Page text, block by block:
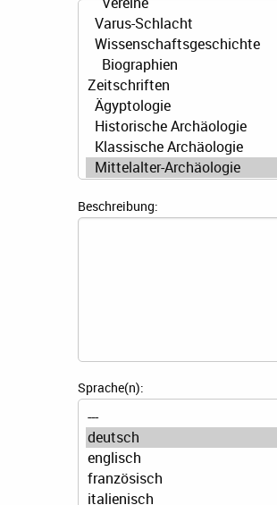
Beschreibung:
Sprache(n):